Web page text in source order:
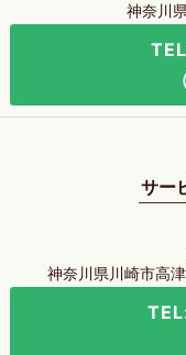
神奈川
サー
神奈川県川崎市高